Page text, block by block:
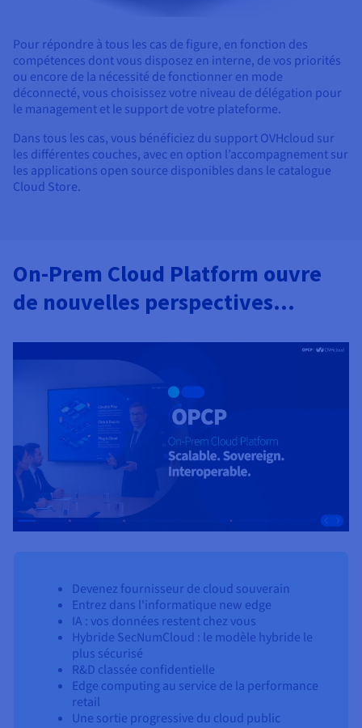
Pour répondre à tous les cas de figure, en fonction des
compétences dont vous disposez en interne, de vos priorités
ou encore de la nécessité de fonctionner en mode
déconnecté, vous choisissez votre niveau de délégation pour
le management et le support de votre plateforme.
Dans tous les cas, vous bénéficiez du support OVHcloud sur
les différentes couches, avec en option l’accompagnement sur
les applications open source disponibles dans le catalogue
Cloud Store.
On-Prem Cloud Platform ouvre
de nouvelles perspectives…
Devenez fournisseur de cloud souverain
Entrez dans l'informatique new edge
IA : vos données restent chez vous
Hybride SecNumCloud : le modèle hybride le
plus sécurisé
R&D classée confidentielle
Edge computing au service de la performance
retail
Une sortie progressive du cloud public